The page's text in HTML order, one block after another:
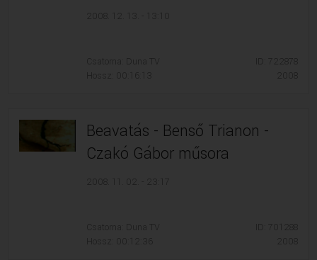
Csatorna: Duna TV
Hossz: 00:16:13
ID: 722878
Beavatás - Benső Trianon -
Czakó Gábor műsora
2008. 11. 02. - 23:17
Csatorna: Duna TV
Hossz: 00:12:36
ID: 701288